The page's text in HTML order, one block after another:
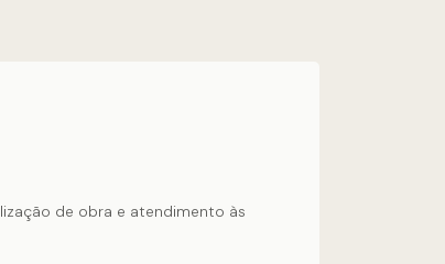
de obra e atendimento às